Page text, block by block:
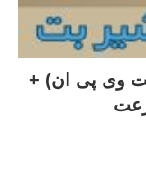
وی پی ان) +